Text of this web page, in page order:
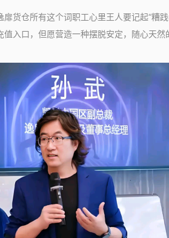
仓所有这个词职工心里王人要记起“糟
入口，但愿营造一种摆脱安定，随心天然